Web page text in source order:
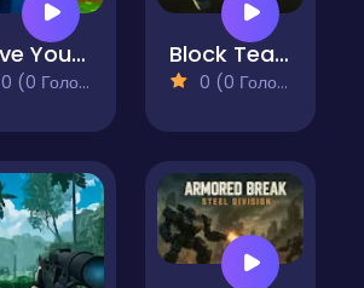
Save Your Ex
0 (0 Голосів)
Block Team Deathmatch
0 (0 Голосів)